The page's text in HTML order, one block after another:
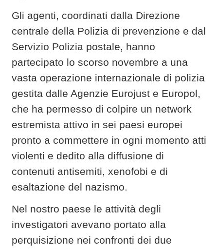
Gli agenti, coordinati dalla Direzione
centrale della Polizia di prevenzione e dal
Servizio Polizia postale, hanno
partecipato lo scorso novembre a una
vasta operazione internazionale di polizia
gestita dalle Agenzie Eurojust e Europol,
che ha permesso di colpire un network
estremista attivo in sei paesi europei
pronto a commettere in ogni momento atti
violenti e dedito alla diffusione di
contenuti antisemiti, xenofobi e di
esaltazione del nazismo.
Nel nostro paese le attività degli
investigatori avevano portato alla
perquisizione nei confronti dei due